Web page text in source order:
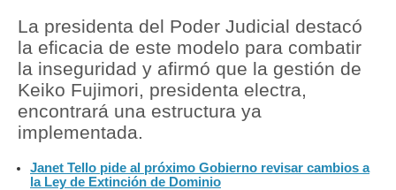
Política
Tu Dinero
Finanzas Personales
Inmobiliarias
Plus G
La presidenta del Poder Judicial destacó
la eficacia de este modelo para combatir
la inseguridad y afirmó que la gestión de
Keiko Fujimori, presidenta electra,
encontrará una estructura ya
implementada.
Janet Tello pide al próximo Gobierno revisar cambios a
la Ley de Extinción de Dominio